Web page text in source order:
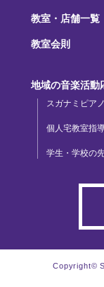
教室・店舗一覧
教室会則
地域の音楽活動
スガナミピア
個人宅教室指
学生・学校の
Copyright©